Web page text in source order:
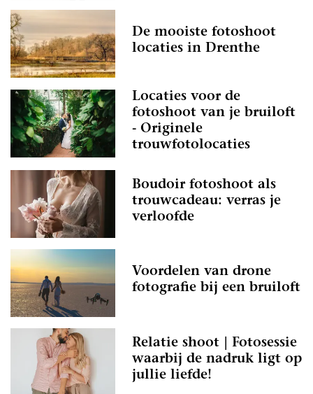
De mooiste fotoshoot
locaties in Drenthe
Locaties voor de
fotoshoot van je bruiloft
- Originele
trouwfotolocaties
Boudoir fotoshoot als
trouwcadeau: verras je
verloofde
Voordelen van drone
fotografie bij een bruiloft
Relatie shoot | Fotosessie
waarbij de nadruk ligt op
jullie liefde!